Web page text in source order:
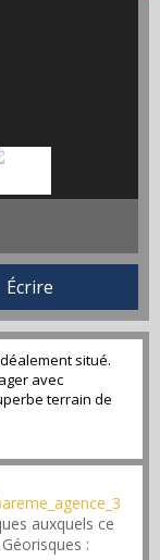
Écrire
situé.
avec
terrain de
auxquels ce
: